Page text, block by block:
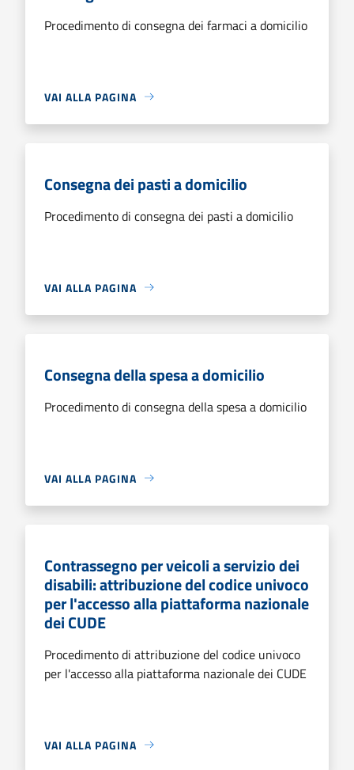
Procedimento di consegna dei farmaci a domicilio
VAI ALLA PAGINA
Consegna dei pasti a domicilio
Procedimento di consegna dei pasti a domicilio
VAI ALLA PAGINA
Consegna della spesa a domicilio
Procedimento di consegna della spesa a domicilio
VAI ALLA PAGINA
Contrassegno per veicoli a servizio dei
disabili: attribuzione del codice univoco
per l'accesso alla piattaforma nazionale
dei CUDE
Procedimento di attribuzione del codice univoco
per l'accesso alla piattaforma nazionale dei CUDE
VAI ALLA PAGINA